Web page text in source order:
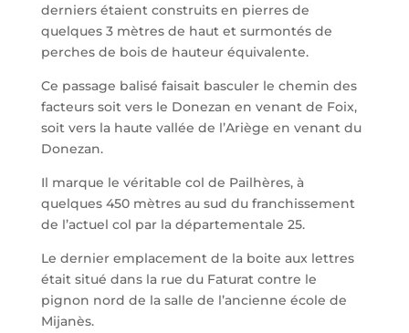
derniers étaient construits en pierres de
quelques 3 mètres de haut et surmontés de
perches de bois de hauteur équivalente.
Ce passage balisé faisait basculer le chemin des
facteurs soit vers le Donezan en venant de Foix,
soit vers la haute vallée de l’Ariège en venant du
Donezan.
Il marque le véritable col de Pailhères, à
quelques 450 mètres au sud du franchissement
de l’actuel col par la départementale 25.
Le dernier emplacement de la boite aux lettres
était situé dans la rue du Faturat contre le
pignon nord de la salle de l’ancienne école de
Mijanès.